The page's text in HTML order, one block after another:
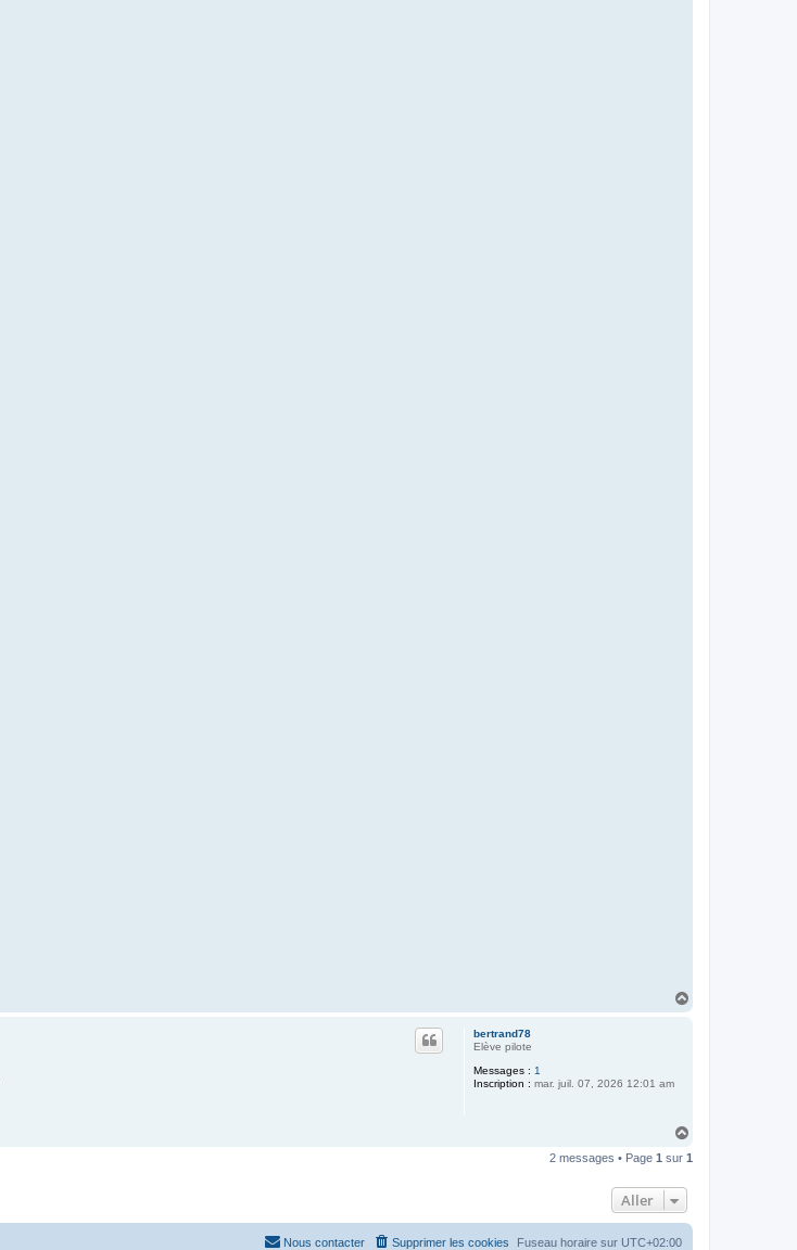
bertrand78
Elève pilote
Messages : 1
Inscription : mar. juil. 07, 2026 12:01 am
u
2 messages • Page 1 sur 1
Aller
Fuseau horaire sur UTC+02:00
Supprimer les cookies
Nous contacter